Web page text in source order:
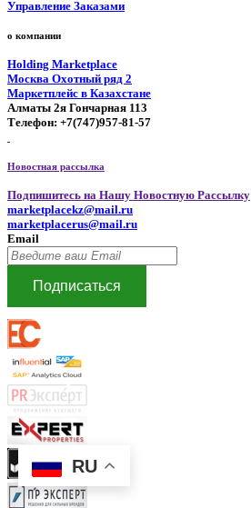
RU
Управление Заказами
о компании
Holding Marketplace
Москва Охотный ряд 2
Маркетплейс в Казахстане
Алматы 2я Гончарная 113
Телефон: +7(747)957-81-57
Новостная рассылка
Подпишитесь на Нашу Новостную Рассылку
marketplacekz@mail.ru
marketplacerus@mail.ru
Email
Подписаться